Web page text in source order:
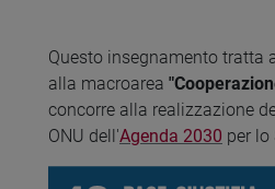
Questo insegnamento tratta
alla macroarea
concorre alla realizzazione
ONU dell'Agenda 2030 per lo